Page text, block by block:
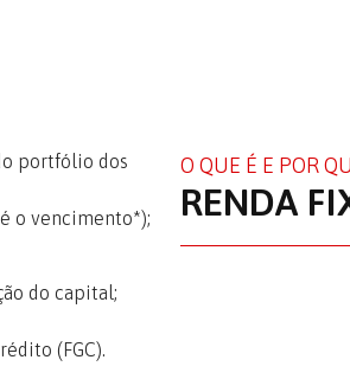
portfólio dos
o vencimento*);
do capital;
(FGC).
O QUE É E POR
RENDA